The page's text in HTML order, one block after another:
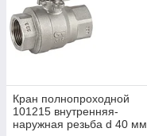
Кран полнопроходной
101215 внутренняя-
наружная резьба d 40 мм